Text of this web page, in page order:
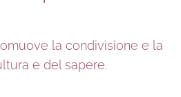
la condivisione e la
e del sapere.